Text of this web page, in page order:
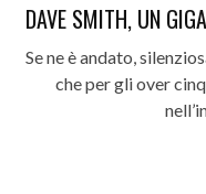
DAVE SMITH, UN
Se ne è andato,
che per gli over